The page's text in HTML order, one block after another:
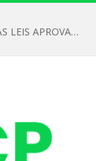
DECLARAMOS QUE NÃO HOUVERAM NOVAS LEIS APROVADAS ATÉ O MOMENTO PARA O INSTITUTO DE PREVIDÊNCIA NO ANO DE 2026